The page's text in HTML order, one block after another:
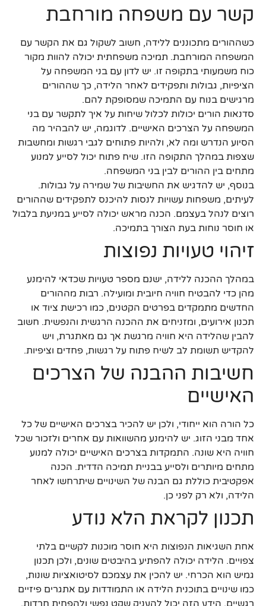
קשר עם משפחה מורחבת
כשההורים מתכוננים ללידה, חשוב לשקול גם את הקשר עם
המשפחה המורחבת. תמיכה משפחתית יכולה להוות מקור
כוח משמעותי בתקופה זו. יש לדון עם בני המשפחה על
הציפיות, גבולות ותפקידים לאחר הלידה, כך שההורים
מרגישים בנוח עם התמיכה שמסופקת להם.
סדנאות הורים יכולות לכלול שיחות על איך לתקשר עם בני
המשפחה על הצרכים האישיים. לדוגמה, יש להבהיר מה
הסיוע הנדרש ומה לא, ולהיות פתוחים לגבי רגשות ומחשבות
שצפות במהלך התקופה הזו. שיח פתוח יכול לסייע למנוע
מתחים בין ההורים לבין בני המשפחה.
בנוסף, יש להדגיש את החשיבות של שמירה על גבולות.
לעיתים, משפחות עשויות לנסות להיכנס לתפקידים שההורים
רוצים לנהל בעצמם. הכנה מראש יכולה לסייע במניעת בלבול
או חוסר נוחות בעת הצורך בתמיכה.
זיהוי טעויות נפוצות
במהלך ההכנה ללידה, ישנם מספר טעויות שכדאי להימנע
מהן כדי להבטיח חוויה חיובית ומועילה. רבות מההורים
החדשים מתמקדים בפרטים הקטנים, כמו רכישת ציוד או
תכנון אירועים, ומזניחים את ההכנה הרגשית והנפשית. חשוב
להבין שהלידה היא חוויה מרגשת אך גם מאתגרת, ויש
להקדיש תשומת לב לשיח פתוח על רגשות, פחדים וציפיות.
חשיבות ההבנה של הצרכים
האישיים
כל הורה הוא ייחודי, ולכן יש להכיר בצרכים האישיים של כל
אחד מבני הזוג. יש להימנע מהשוואות עם אחרים ולזכור שכל
חוויה היא שונה. התמקדות בצרכים האישיים יכולה למנוע
מתחים מיותרים ולסייע בבניית תמיכה הדדית. הכנה
אפקטיבית כוללת גם הבנה של השינויים שיתרחשו לאחר
הלידה, ולא רק לפני כן.
תכנון לקראת הלא נודע
אחת השגיאות הנפוצות היא חוסר מוכנות לקשיים בלתי
צפויים. הלידה יכולה להפתיע בהיבטים שונים, ולכן תכנון
גמיש הוא הכרחי. יש להכין את עצמכם לסיטואציות שונות,
כמו שינויים בתוכנית הלידה או התמודדות עם אתגרים פיזיים
רגשיים. הידע הזה יכול להעניק שקט נפשי ולהפחית חרדות.